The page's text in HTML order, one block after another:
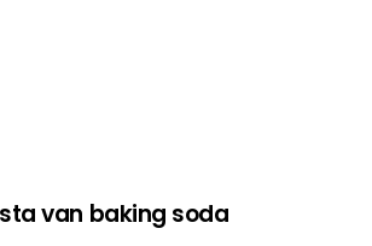
van baking soda